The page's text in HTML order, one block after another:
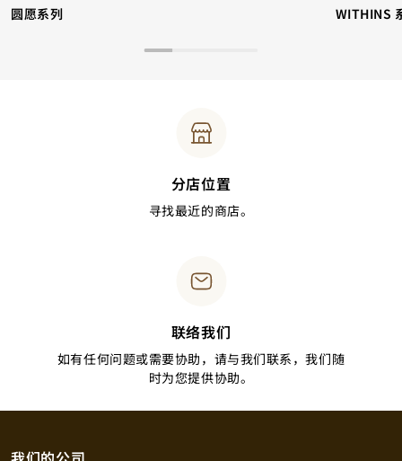
圆愿系列 WITHINS
分店位置
寻找最近的商店。
联络我们
如有任何问题或需要协助，请与我们联系，我们随
时为您提供协助。